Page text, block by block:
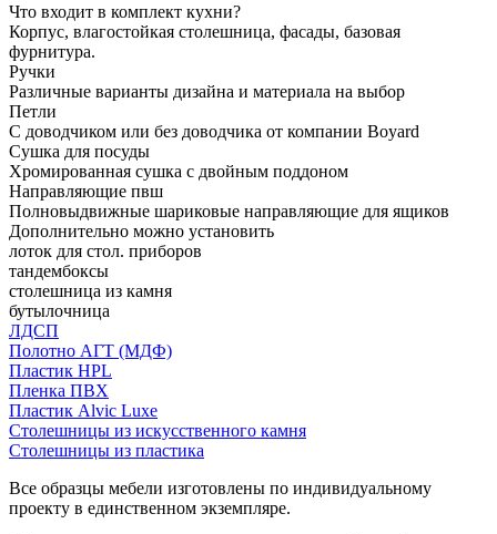
Что входит в комплект кухни?
Корпус, влагостойкая столешница, фасады, базовая
фурнитура.
Ручки
Различные варианты дизайна и материала на выбор
Петли
С доводчиком или без доводчика от компании Boyard
Сушка для посуды
Хромированная сушка с двойным поддоном
Направляющие пвш
Полновыдвижные шариковые направляющие для ящиков
Дополнительно можно установить
лоток для стол. приборов
тандембоксы
столешница из камня
бутылочница
ЛДСП
Полотно АГТ (МДФ)
Пластик HPL
Пленка ПВХ
Пластик Alvic Luxe
Столешницы из искусственного камня
Столешницы из пластика
Все образцы мебели изготовлены по индивидуальному
проекту в единственном экземпляре.